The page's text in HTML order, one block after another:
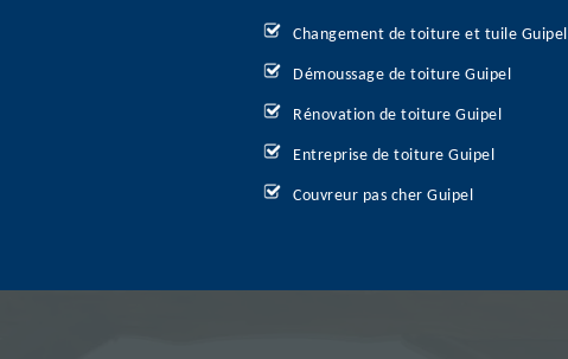
Changement de toiture et tuile Guipel
Démoussage de toiture Guipel
Rénovation de toiture Guipel
Entreprise de toiture Guipel
Couvreur pas cher Guipel